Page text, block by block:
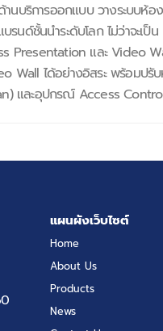
านบริการออกแบบ วางระบบห้
รนด์ชั้นนำระดับโลก ไม่ว่าจะเ
Presentation และ Video
ได้อย่างอิสระ พร้อมปรับ
และอุปกรณ์ Access
แผนผังเว็บไซต์
Home
About Us
Products
News